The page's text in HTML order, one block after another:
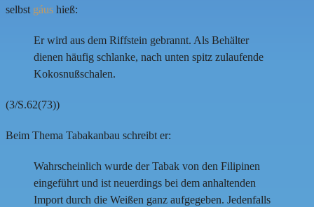
selbst gáus hieß:
Er wird aus dem Riffstein gebrannt. Als Behälter
dienen häufig schlanke, nach unten spitz zulaufende
Kokosnußschalen.
(3/S.62(73))
Beim Thema Tabakanbau schreibt er:
Wahrscheinlich wurde der Tabak von den Filipinen
eingeführt und ist neuerdings bei dem anhaltenden
Import durch die Weißen ganz aufgegeben. Jedenfalls